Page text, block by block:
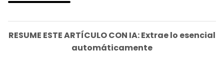
RESUME ESTE ARTÍCULO CON IA: Extrae lo esencial
automáticamente